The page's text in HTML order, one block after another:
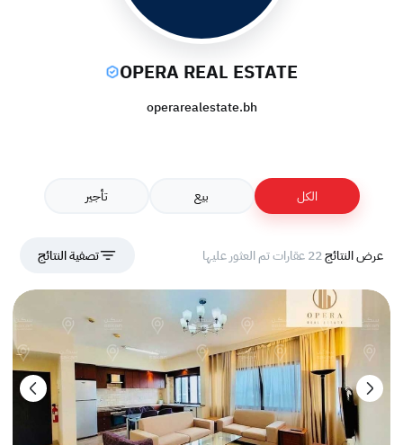
OPERA REAL ESTATE
operarealestate.bh
الكل بيع تأجير
عرض النتائج22 عقارات تم العثور عليها تصفية النتائج